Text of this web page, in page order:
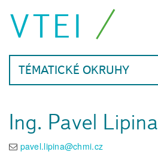
VTEI
TÉMATICKÉ OKRUHY
Ing. Pavel Lipina
pavel.lipina@chmi.cz